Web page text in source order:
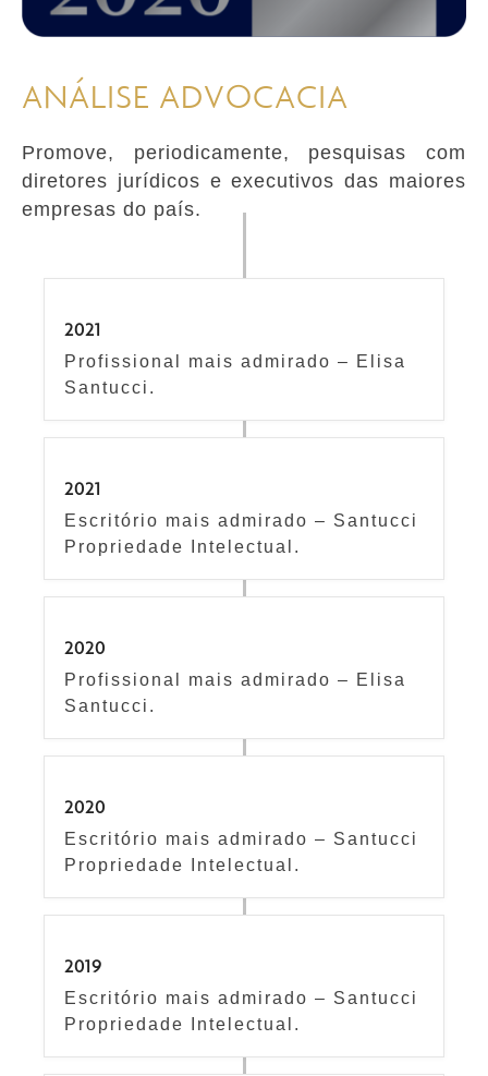
ANÁLISE ADVOCACIA
Promove, periodicamente, pesquisas com
diretores jurídicos e executivos das maiores
empresas do país.
2021
Profissional mais admirado – Elisa
Santucci.
2021
Escritório mais admirado – Santucci
Propriedade Intelectual.
2020
Profissional mais admirado – Elisa
Santucci.
2020
Escritório mais admirado – Santucci
Propriedade Intelectual.
2019
Escritório mais admirado – Santucci
Propriedade Intelectual.